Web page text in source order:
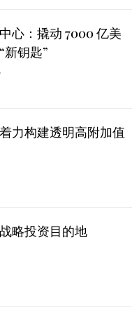
心：撬动 7000 亿美
新钥匙”
力构建透明高附加值
略投资目的地